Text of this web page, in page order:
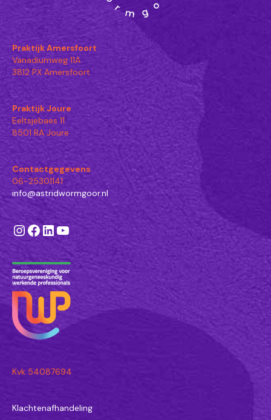
Praktijk Amersfoort
Vanadiumweg 11A
3812 PX Amersfoort
Praktijk Joure
Eeltsjebaes 11
8501 RA Joure
Contactgegevens
06-25301141
info@astridwormgoor.nl
Instagram
Facebook
LinkedIn
YouTube
Kvk 54087694
Klachtenafhandeling